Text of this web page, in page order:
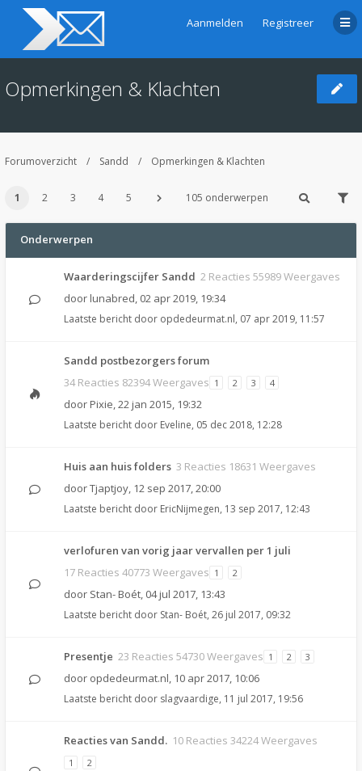
Aanmelden Registreer
Opmerkingen & Klachten
Forumoverzicht Sandd Opmerkingen & Klachten
1 2 3 4 5 105 onderwerpen
Onderwerpen
Waarderingscijfer Sandd 2 Reacties 55989 Weergaves
door lunabred, 02 apr 2019, 19:34
Laatste bericht door opdedeurmat.nl, 07 apr 2019, 11:57
Sandd postbezorgers forum
34 Reacties 82394 Weergaves 1 2 3 4
door Pixie,22 jan 2015, 19:32
Laatste bericht door Eveline, 05 dec 2018, 12:28
Huis aan huis folders 3 Reacties 18631 Weergaves
doorTjaptjoy, 12 sep 2017, 20:00
Laatste bericht door EricNijmegen, 13 sep 2017, 12:43
verlofuren van vorig jaar vervallen per 1 juli
17 Reacties 40773 Weergaves 1 2
door Stan- Boét, 04 jul 2017, 13:43
Laatste bericht door Stan- Boét, 26 jul 2017, 09:32
Presentje 23 Reacties 54730 Weergaves 1 2 3
door opdedeurmat.nl, 10 apr 2017, 10:06
Laatste bericht door slagvaardige, 11 jul 2017, 19:56
Reacties van Sandd. 10 Reacties 34224 Weergaves
1 2